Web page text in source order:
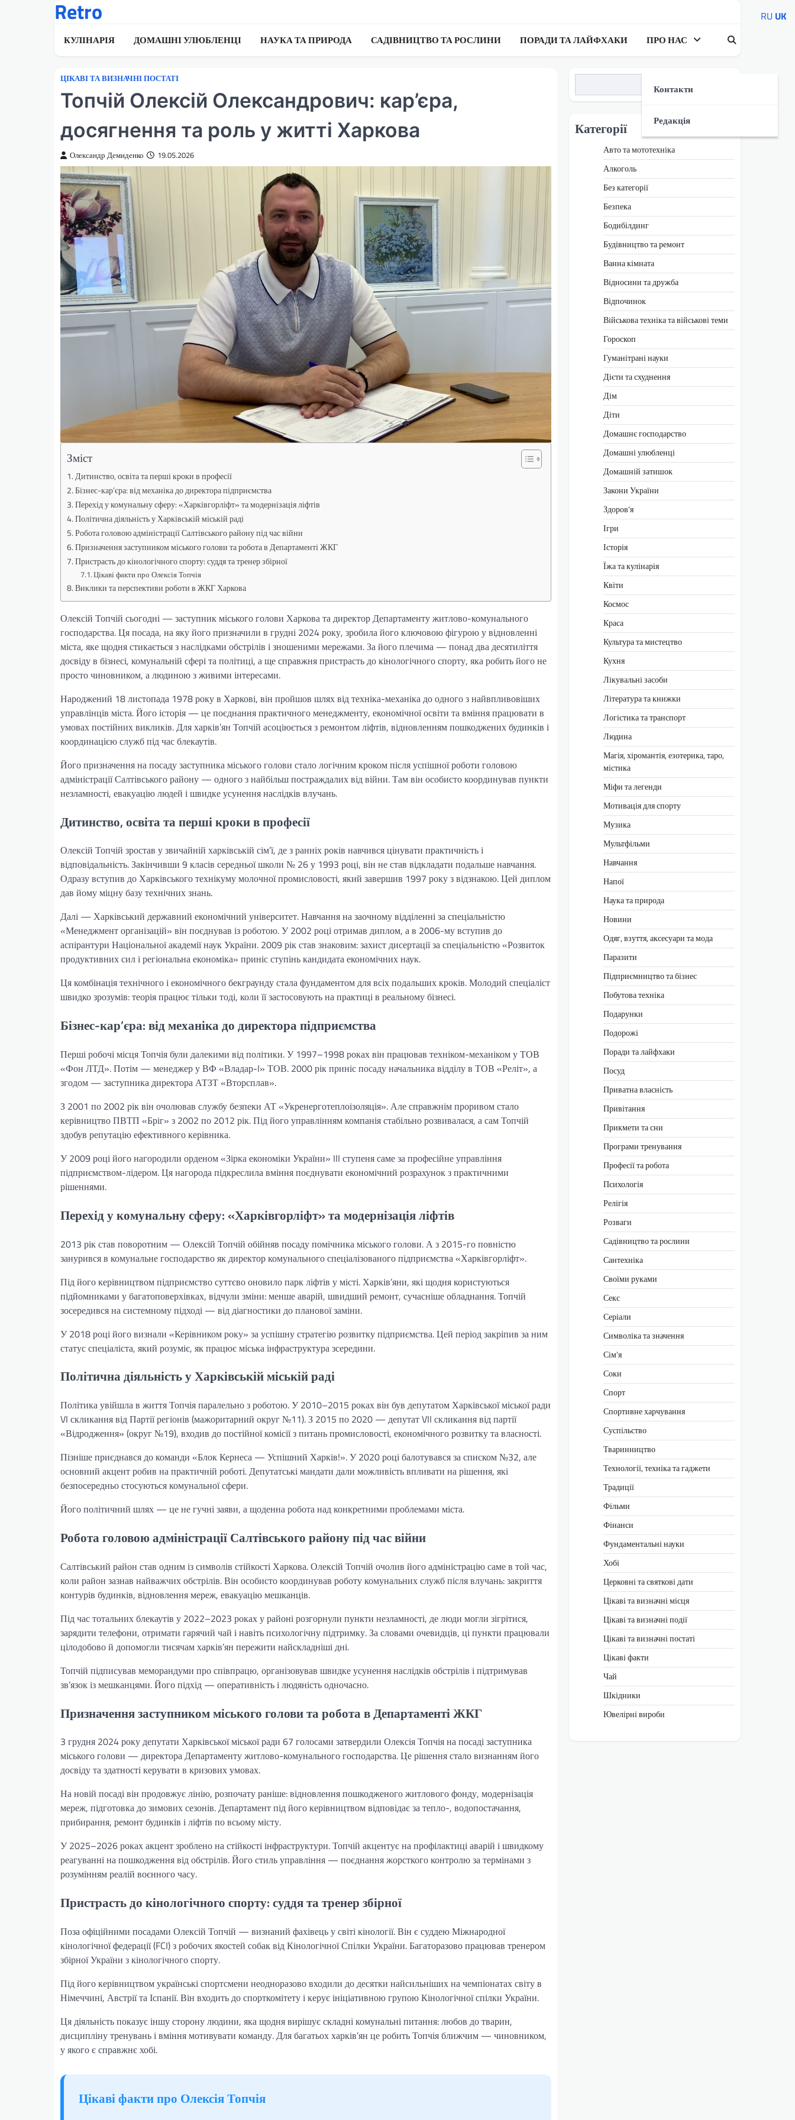
Retro
КУЛІНАРІЯ ДОМАШНІ УЛЮБЛЕНЦІ НАУКА ТА ПРИРОДА САДІВНИЦТВО ТА РОСЛИНИ ПОРАДИ ТА ЛАЙФХАКИ ПРО НАС
Контакти
Редакція
ЦІКАВІ ТА ВИЗНАЧНІ ПОСТАТІ
Топчій Олексій Олександрович: кар’єра,
досягнення та роль у житті Харкова
Олександр Демиденко 19.05.2026
Зміст
Дитинство, освіта та перші кроки в професії
Бізнес-кар’єра: від механіка до директора підприємства
Перехід у комунальну сферу: «Харківгорліфт» та модернізація ліфтів
Політична діяльність у Харківській міській раді
Робота головою адміністрації Салтівського району під час війни
Призначення заступником міського голови та робота в Департаменті ЖКГ
Пристрасть до кінологічного спорту: суддя та тренер збірної
Цікаві факти про Олексія Топчія
Виклики та перспективи роботи в ЖКГ Харкова
Олексій Топчій сьогодні — заступник міського голови Харкова та директор Департаменту житлово-комунального
господарства. Ця посада, на яку його призначили в грудні 2024 року, зробила його ключовою фігурою у відновленні
міста, яке щодня стикається з наслідками обстрілів і зношеними мережами. За його плечима — понад два десятиліття
досвіду в бізнесі, комунальній сфері та політиці, а ще справжня пристрасть до кінологічного спорту, яка робить його не
просто чиновником, а людиною з живими інтересами.
Народжений 18 листопада 1978 року в Харкові, він пройшов шлях від техніка-механіка до одного з найвпливовіших
управлінців міста. Його історія — це поєднання практичного менеджменту, економічної освіти та вміння працювати в
умовах постійних викликів. Для харків’ян Топчій асоціюється з ремонтом ліфтів, відновленням пошкоджених будинків і
координацією служб під час блекаутів.
Його призначення на посаду заступника міського голови стало логічним кроком після успішної роботи головою
адміністрації Салтівського району — одного з найбільш постраждалих від війни. Там він особисто координував пункти
незламності, евакуацію людей і швидке усунення наслідків влучань.
Дитинство, освіта та перші кроки в професії
Олексій Топчій зростав у звичайній харківській сім’ї, де з ранніх років навчився цінувати практичність і
відповідальність. Закінчивши 9 класів середньої школи № 26 у 1993 році, він не став відкладати подальше навчання.
Одразу вступив до Харківського технікуму молочної промисловості, який завершив 1997 року з відзнакою. Цей диплом
дав йому міцну базу технічних знань.
Далі — Харківський державний економічний університет. Навчання на заочному відділенні за спеціальністю
«Менеджмент організацій» він поєднував із роботою. У 2002 році отримав диплом, а в 2006-му вступив до
аспірантури Національної академії наук України. 2009 рік став знаковим: захист дисертації за спеціальністю «Розвиток
продуктивних сил і регіональна економіка» приніс ступінь кандидата економічних наук.
Ця комбінація технічного і економічного бекграунду стала фундаментом для всіх подальших кроків. Молодий спеціаліст
швидко зрозумів: теорія працює тільки тоді, коли її застосовують на практиці в реальному бізнесі.
Бізнес-кар’єра: від механіка до директора підприємства
Перші робочі місця Топчія були далекими від політики. У 1997–1998 роках він працював техніком-механіком у ТОВ
«Фон ЛТД». Потім — менеджер у ВФ «Владар-I» ТОВ. 2000 рік приніс посаду начальника відділу в ТОВ «Реліт», а
згодом — заступника директора АТЗТ «Вторсплав».
З 2001 по 2002 рік він очолював службу безпеки АТ «Укренерготеплоізоляція». Але справжнім проривом стало
керівництво ПВТП «Бріг» з 2002 по 2012 рік. Під його управлінням компанія стабільно розвивалася, а сам Топчій
здобув репутацію ефективного керівника.
У 2009 році його нагородили орденом «Зірка економіки України» III ступеня саме за професійне управління
підприємством-лідером. Ця нагорода підкреслила вміння поєднувати економічний розрахунок з практичними
рішеннями.
Перехід у комунальну сферу: «Харківгорліфт» та модернізація ліфтів
2013 рік став поворотним — Олексій Топчій обійняв посаду помічника міського голови. А з 2015-го повністю
занурився в комунальне господарство як директор комунального спеціалізованого підприємства «Харківгорліфт».
Під його керівництвом підприємство суттєво оновило парк ліфтів у місті. Харків’яни, які щодня користуються
підйомниками у багатоповерхівках, відчули зміни: менше аварій, швидший ремонт, сучасніше обладнання. Топчій
зосередився на системному підході — від діагностики до планової заміни.
У 2018 році його визнали «Керівником року» за успішну стратегію розвитку підприємства. Цей період закріпив за ним
статус спеціаліста, який розуміє, як працює міська інфраструктура зсередини.
Політична діяльність у Харківській міській раді
Політика увійшла в життя Топчія паралельно з роботою. У 2010–2015 роках він був депутатом Харківської міської ради
VI скликання від Партії регіонів (мажоритарний округ №11). З 2015 по 2020 — депутат VII скликання від партії
«Відродження» (округ №19), входив до постійної комісії з питань промисловості, економічного розвитку та власності.
Пізніше приєднався до команди «Блок Кернеса — Успішний Харків!». У 2020 році балотувався за списком №32, але
основний акцент робив на практичній роботі. Депутатські мандати дали можливість впливати на рішення, які
безпосередньо стосуються комунальної сфери.
Його політичний шлях — це не гучні заяви, а щоденна робота над конкретними проблемами міста.
Робота головою адміністрації Салтівського району під час війни
Салтівський район став одним із символів стійкості Харкова. Олексій Топчій очолив його адміністрацію саме в той час,
коли район зазнав найважчих обстрілів. Він особисто координував роботу комунальних служб після влучань: закриття
контурів будинків, відновлення мереж, евакуацію мешканців.
Під час тотальних блекаутів у 2022–2023 роках у районі розгорнули пункти незламності, де люди могли зігрітися,
зарядити телефони, отримати гарячий чай і навіть психологічну підтримку. За словами очевидців, ці пункти працювали
цілодобово й допомогли тисячам харків’ян пережити найскладніші дні.
Топчій підписував меморандуми про співпрацю, організовував швидке усунення наслідків обстрілів і підтримував
зв’язок із мешканцями. Його підхід — оперативність і людяність одночасно.
Призначення заступником міського голови та робота в Департаменті ЖКГ
3 грудня 2024 року депутати Харківської міської ради 67 голосами затвердили Олексія Топчія на посаді заступника
міського голови — директора Департаменту житлово-комунального господарства. Це рішення стало визнанням його
досвіду та здатності керувати в кризових умовах.
На новій посаді він продовжує лінію, розпочату раніше: відновлення пошкодженого житлового фонду, модернізація
мереж, підготовка до зимових сезонів. Департамент під його керівництвом відповідає за тепло-, водопостачання,
прибирання, ремонт будинків і ліфтів по всьому місту.
У 2025–2026 роках акцент зроблено на стійкості інфраструктури. Топчій акцентує на профілактиці аварій і швидкому
реагуванні на пошкодження від обстрілів. Його стиль управління — поєднання жорсткого контролю за термінами з
розумінням реалій воєнного часу.
Пристрасть до кінологічного спорту: суддя та тренер збірної
Поза офіційними посадами Олексій Топчій — визнаний фахівець у світі кінології. Він є суддею Міжнародної
кінологічної федерації (FCI) з робочих якостей собак від Кінологічної Спілки України. Багаторазово працював тренером
збірної України з кінологічного спорту.
Під його керівництвом українські спортсмени неодноразово входили до десятки найсильніших на чемпіонатах світу в
Німеччині, Австрії та Іспанії. Він входить до спорткомітету і керує ініціативною групою Кінологічної спілки України.
Ця діяльність показує іншу сторону людини, яка щодня вирішує складні комунальні питання: любов до тварин,
дисципліну тренувань і вміння мотивувати команду. Для багатьох харків’ян це робить Топчія ближчим — чиновником,
у якого є справжнє хобі.
Цікаві факти про Олексія Топчія
Категорії
Авто та мототехніка
Алкоголь
Без категорії
Безпека
Бодибілдинг
Будівництво та ремонт
Ванна кімната
Відносини та дружба
Відпочинок
Військова техніка та військові теми
Гороскоп
Гуманітрані науки
Дієти та схуднення
Дім
Діти
Домашнє господарство
Домашні улюбленці
Домашній затишок
Закони України
Здоров'я
Ігри
Історія
Їжа та кулінарія
Квіти
Космос
Краса
Культура та мистецтво
Кухня
Лікувальні засоби
Література та книжки
Логістика та транспорт
Людина
Магія, хіромантія, езотерика, таро,
містика
Міфи та легенди
Мотивація для спорту
Музика
Мультфільми
Навчання
Напої
Наука та природа
Новини
Одяг, взуття, аксесуари та мода
Паразити
Підприємництво та бізнес
Побутова техніка
Подарунки
Подорожі
Поради та лайфхаки
Посуд
Приватна власність
Привітання
Прикмети та сни
Програми тренування
Професії та робота
Психологія
Релігія
Розваги
Садівництво та рослини
Сантехніка
Своїми руками
Секс
Серіали
Символіка та значення
Сім’я
Соки
Спорт
Спортивне харчування
Суспільство
Тваринництво
Технології, техніка та гаджети
Традиції
Фільми
Фінанси
Фундаментальні науки
Хобі
Церковні та святкові дати
Цікаві та визначні місця
Цікаві та визначні події
Цікаві та визначні постаті
Цікаві факти
Чай
Шкідники
Ювелірні вироби
RU UK